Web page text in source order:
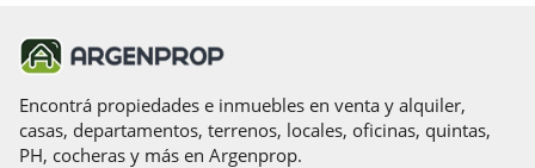
Encontrá propiedades e inmuebles en venta y alquiler,
casas, departamentos, terrenos, locales, oficinas, quintas,
PH, cocheras y más en Argenprop.